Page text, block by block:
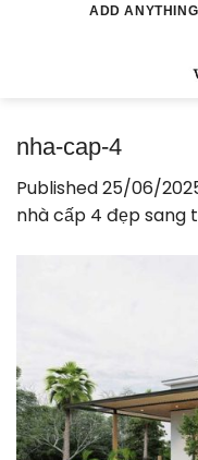
ADD
nha-cap-4
Published25/06/
nhà cấp 4 đẹp sang